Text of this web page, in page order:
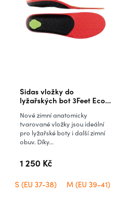
Sidas vložky do
lyžařských bot 3Feet Eco
1 250 Kč
Nové zimní anatomicky
tvarované vložky jsou ideální
pro lyžařské boty i další zimní
obuv. Díky...
S (EU 37-38) M (EU 39-41)